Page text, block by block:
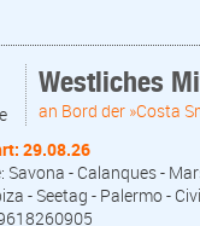
Westliches
an Bord der »Costa
29.08.26
Savona - Calanques -
- Seetag - Palermo -